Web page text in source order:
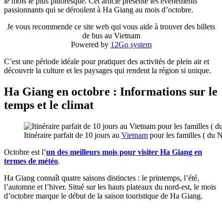
passionnants qui se déroulent à Ha Giang au mois d’octobre.
Je vous recommende ce site web qui vous aide à trouver des billets
de bus au Vietnam
Powered by 12Go system
C’est une période idéale pour pratiquer des activités de plein air et
découvrir la culture et les paysages qui rendent la région si unique.
Ha Giang en octobre : Informations sur le
temps et le climat
Itinéraire parfait de 10 jours au Vietnam pour les familles ( du
Octobre est l’un des meilleurs mois pour visiter Ha Giang en
termes de météo.
Ha Giang connaît quatre saisons distinctes : le printemps, l’été,
l’automne et l’hiver. Situé sur les hauts plateaux du nord-est, le mois
d’octobre marque le début de la saison touristique de Ha Giang.